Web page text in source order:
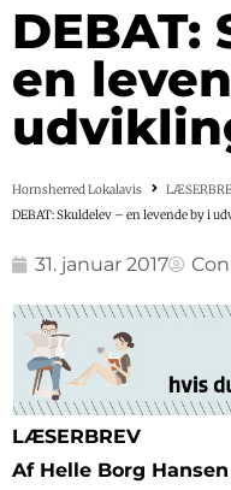
DEBAT:
en
Hornsherred Lokalavis
DEBAT: Skuldelev – en levende by i
31. januar 2017
LÆSERBREV
Af Helle Borg Hansen